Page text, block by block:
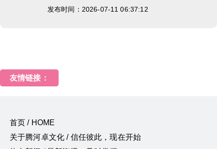
发布时间：2026-07-11 06:37:12
友情链接：
首页 / HOME
关于腾河卓文化 / 信任彼此，现在开始